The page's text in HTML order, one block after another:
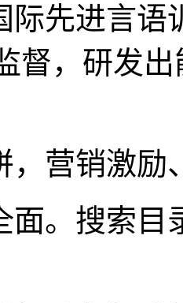
际先进言
督，研发
，营销激励
面。搜索目